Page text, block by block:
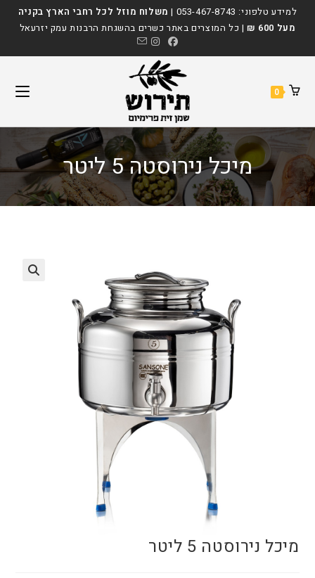
לתוכןלמידע טלפוני: 053-467-8743
| משלוח מוזל לכל רחבי הארץ בקניה
מעל 600 ₪
| כל המוצרים באתר כשרים בהשגחת הרבנות עמק יזרעאל
0
מיכל נירוסטה 5 ליטר
מיכל נירוסטה 5 ליטר